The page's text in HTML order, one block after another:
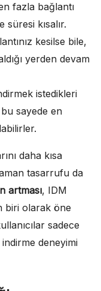
fazla bağlantı
kısalır.
kesilse bile,
yerden devam
istedikleri
sayede en
daha kısa
tasarrufu da
artması, IDM
biri olarak öne
sadece
indirme deneyimi